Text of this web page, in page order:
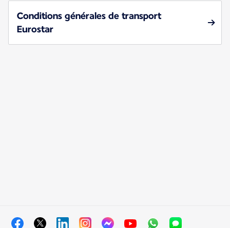
Conditions générales de transport
Eurostar